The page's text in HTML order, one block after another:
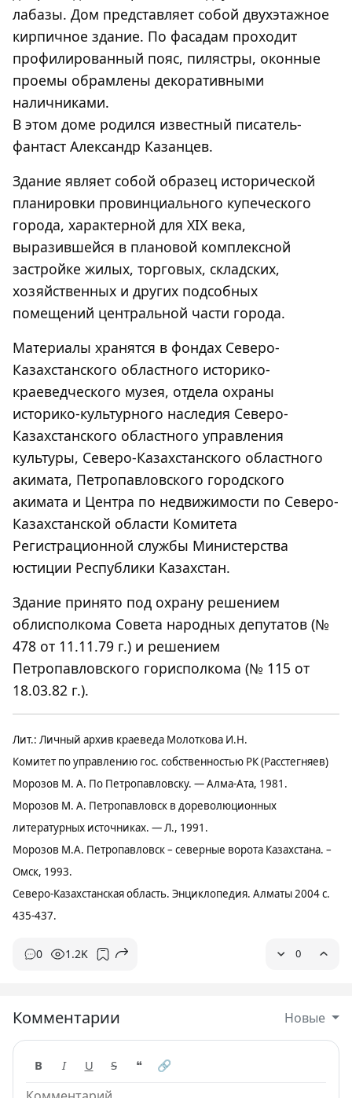
лабазы. Дом представляет собой двухэтажное
кирпичное здание. По фасадам проходит
профилированный пояс, пилястры, оконные
проемы обрамлены декоративными
наличниками.
В этом доме родился известный писатель-
фантаст Александр Казанцев.
Здание являет собой образец исторической
планировки провинциального купеческого
города, характерной для XIX века,
выразившейся в плановой комплексной
застройке жилых, торговых, складских,
хозяйственных и других подсобных
помещений центральной части города.
Материалы хранятся в фондах Северо-
Казахстанского областного историко-
краеведческого музея, отдела охраны
историко-культурного наследия Северо-
Казахстанского областного управления
культуры, Северо-Казахстанского областного
акимата, Петропавловского городского
акимата и Центра по недвижимости по Северо-
Казахстанской области Комитета
Регистрационной службы Министерства
юстиции Республики Казахстан.
Здание принято под охрану решением
облисполкома Совета народных депутатов (№
478 от 11.11.79 г.) и решением
Петропавловского горисполкома (№ 115 от
18.03.82 г.).
Лит.: Личный архив краеведа Молоткова И.Н.
Комитет по управлению гос. собственностью РК (Расстегняев)
Морозов М. А. По Петропавловску. — Алма-Ата, 1981.
Морозов М. А. Петропавловск в дореволюционных
литературных источниках. — Л., 1991.
Морозов М.А. Петропавловск – северные ворота Казахстана. –
Омск, 1993.
Северо-Казахстанская область. Энциклопедия. Алматы 2004 с.
435-437.
0 1.2K 0
Комментарии Новые
B I U S ❝ 🔗